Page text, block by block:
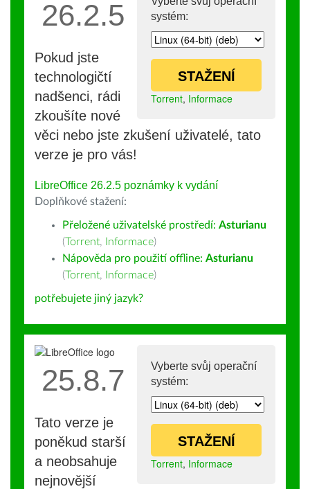
systém:
STAŽENÍ
Torrent, Informace
26.2.5
Pokud jste
technologičtí
nadšenci, rádi
zkoušíte nové
věci nebo jste zkušení uživatelé, tato
verze je pro vás!
LibreOffice 26.2.5 poznámky k vydání
Doplňkové stažení:
Přeložené uživatelské prostředí: Asturianu
(Torrent, Informace)
Nápověda pro použití offline: Asturianu
(Torrent, Informace)
potřebujete jiný jazyk?
Vyberte svůj operační
systém:
STAŽENÍ
Torrent, Informace
25.8.7
Tato verze je
poněkud starší
a neobsahuje
nejnovější